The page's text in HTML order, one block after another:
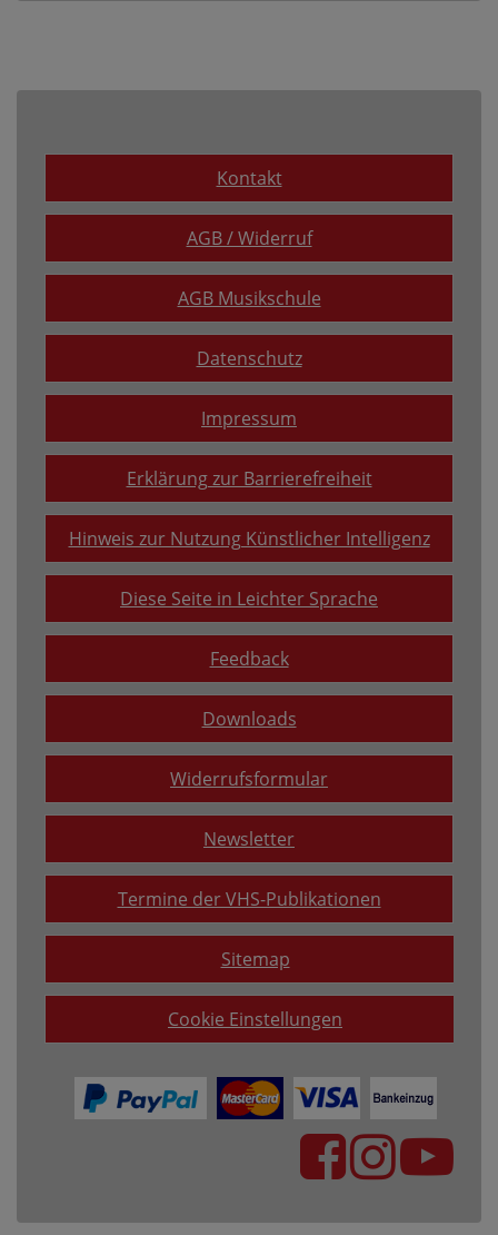
Kontakt
AGB / Widerruf
AGB Musikschule
Datenschutz
Impressum
Erklärung zur Barrierefreiheit
Hinweis zur Nutzung Künstlicher Intelligenz
Diese Seite in Leichter Sprache
Feedback
Downloads
Widerrufsformular
Newsletter
Termine der VHS-Publikationen
Sitemap
Cookie Einstellungen